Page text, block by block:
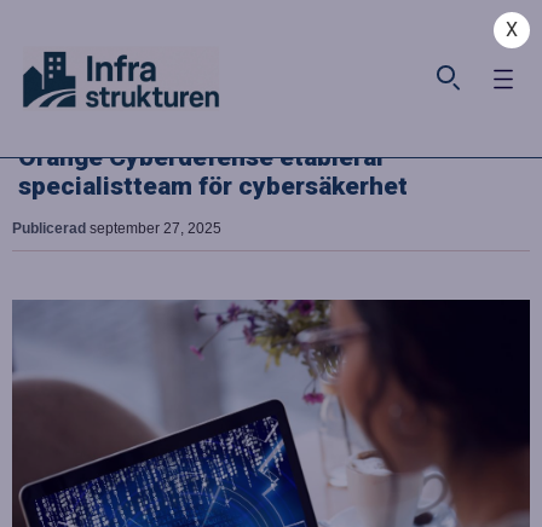
X
Orange Cyberdefense etablerar
specialistteam för cybersäkerhet
Publicerad september 27, 2025